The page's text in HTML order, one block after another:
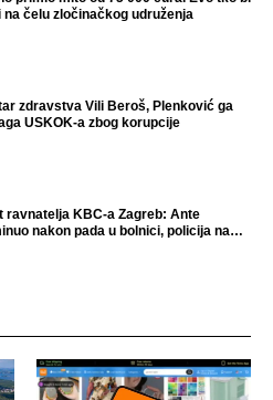
čelu zločinačkog udruženja
zdravstva Vili Beroš, Plenković ga
USKOK-a zbog korupcije
ravnatelja KBC-a Zagreb: Ante
nakon pada u bolnici, policija na